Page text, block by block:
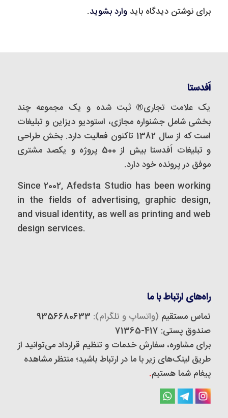
برای نوشتن دیدگاه بایدوارد بشوید.
اَفدستا
یک علامت تجاری® ثبت شده و یک مجموعه‌ چند
بخشی شامل جشنواره مجازی، استودیو دیزاین و تبلیغات
است که از سال 1382 تاکنون فعالیت دارد. بخش طراحی
و تبلیغات اَفدستا بیش از 500 پروژه و یکصد مشتری
موفق در پرونده خود دارد.
Since 2002, Afedsta Studio has been working
in the fields of advertising, graphic design,
and visual identity, as well as printing and web
design services.
راه‌های ارتباط با ما
تماس مستقیم (واتساپ و تلگرام):
صندوق پستی: 417-71365
برای مشاوره، سفارش خدمات و تنظیم قرارداد می‌توانید از
طریق لینک‌های زیر با ما در ارتباط باشید؛ منتظر مشاهده
پیغام شما هستیم.